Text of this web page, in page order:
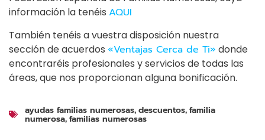
información la tenéis AQUI
También tenéis a vuestra disposición nuestra
sección de acuerdos «Ventajas Cerca de Ti» donde
encontraréis profesionales y servicios de todas las
áreas, que nos proporcionan alguna bonificación.
ayudas familias numerosas, descuentos, familia
numerosa, familias numerosas